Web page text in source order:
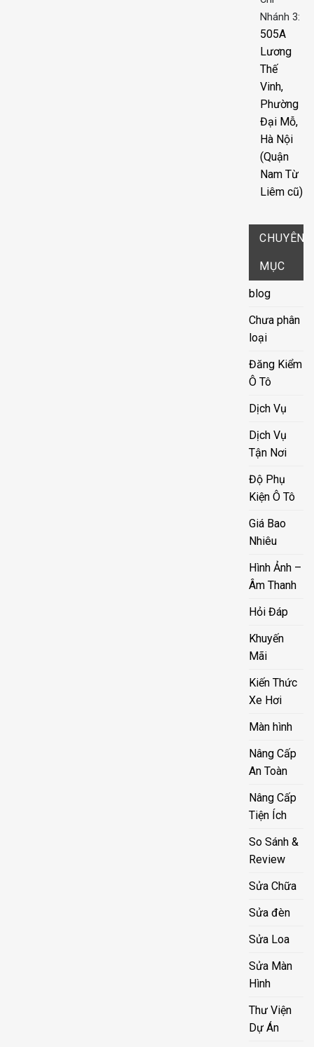
Nhánh 3:
505A
Lương
Thế
Vinh,
Phường
Đại Mỗ,
Hà Nội
(Quận
Nam Từ
Liêm cũ)
CHUYÊN
MỤC
blog
Chưa phân
loại
Đăng Kiểm
Ô Tô
Dịch Vụ
Dịch Vụ
Tận Nơi
Độ Phụ
Kiện Ô Tô
Giá Bao
Nhiêu
Hình Ảnh –
Âm Thanh
Hỏi Đáp
Khuyến
Mãi
Kiến Thức
Xe Hơi
Màn hình
Nâng Cấp
An Toàn
Nâng Cấp
Tiện Ích
So Sánh &
Review
Sửa Chữa
Sửa đèn
Sửa Loa
Sửa Màn
Hình
Thư Viện
Dự Án